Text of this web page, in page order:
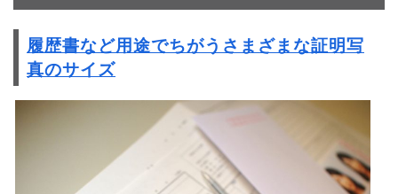
履歴書など用途でちがうさまざまな証明写
真のサイズ